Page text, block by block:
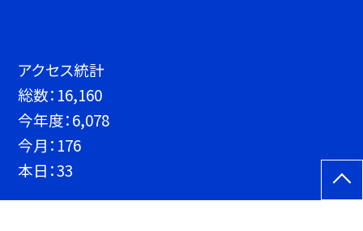
アクセス統計
総数： 16,160
今年度：6,078
今月： 176
本日：33